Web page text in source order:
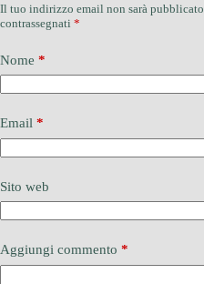
Il tuo indirizzo email non sarà pubblicato.
contrassegnati *
Nome *
Email *
Sito web
Aggiungi commento *